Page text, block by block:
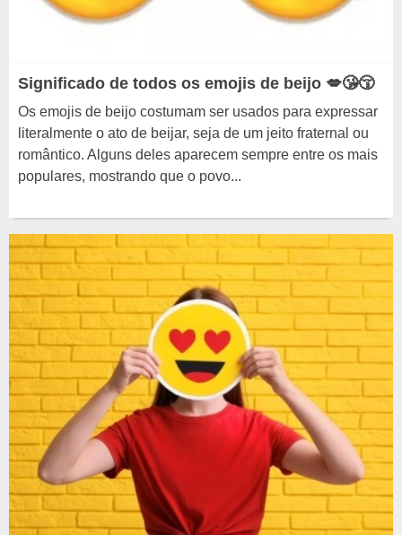
Significado de todos os emojis de beijo 💋😘😚
Os emojis de beijo costumam ser usados para expressar
literalmente o ato de beijar, seja de um jeito fraternal ou
romântico. Alguns deles aparecem sempre entre os mais
populares, mostrando que o povo...